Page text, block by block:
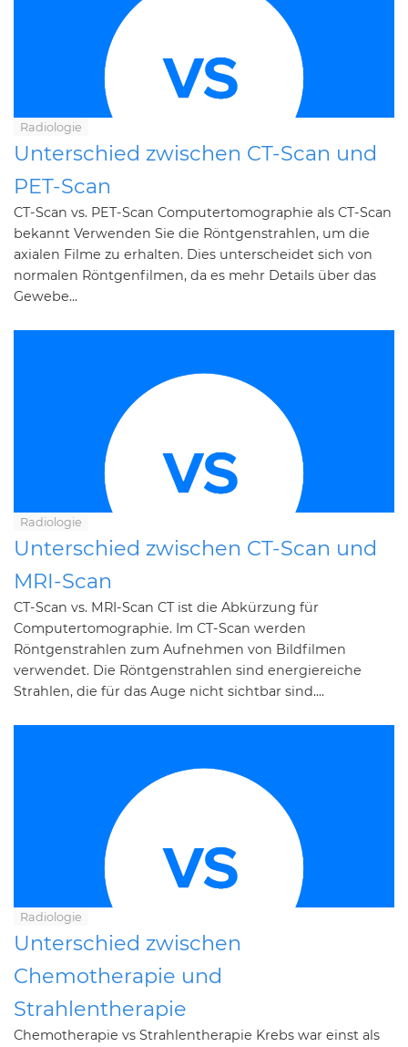
Radiologie
Unterschied zwischen CT-Scan und
PET-Scan
CT-Scan vs. PET-Scan Computertomographie als CT-Scan
bekannt Verwenden Sie die Röntgenstrahlen, um die
axialen Filme zu erhalten. Dies unterscheidet sich von
normalen Röntgenfilmen, da es mehr Details über das
Gewebe...
Radiologie
Unterschied zwischen CT-Scan und
MRI-Scan
CT-Scan vs. MRI-Scan CT ist die Abkürzung für
Computertomographie. Im CT-Scan werden
Röntgenstrahlen zum Aufnehmen von Bildfilmen
verwendet. Die Röntgenstrahlen sind energiereiche
Strahlen, die für das Auge nicht sichtbar sind....
Radiologie
Unterschied zwischen
Chemotherapie und
Strahlentherapie
Chemotherapie vs Strahlentherapie Krebs war einst als